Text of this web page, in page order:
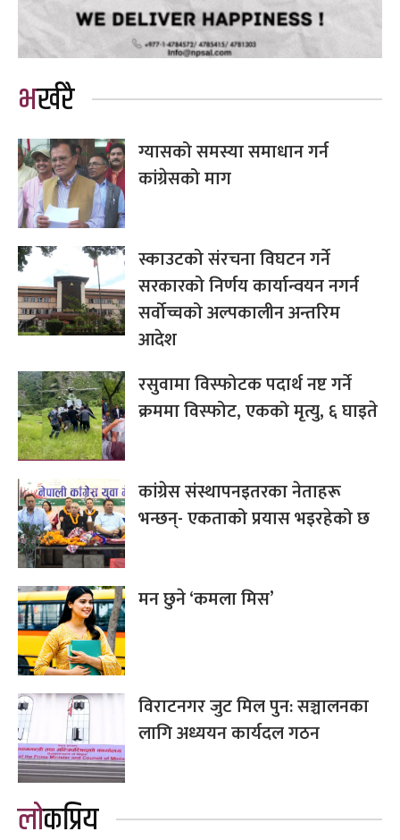
भर्खरै
ग्यासको समस्या समाधान गर्न
कांग्रेसको माग
स्काउटको संरचना विघटन गर्ने
सरकारको निर्णय कार्यान्वयन नगर्न
सर्वोच्चको अल्पकालीन अन्तरिम
आदेश
रसुवामा विस्फोटक पदार्थ नष्ट गर्ने
क्रममा विस्फोट, एकको मृत्यु, ६ घाइते
कांग्रेस संस्थापनइतरका नेताहरू
भन्छन्- एकताको प्रयास भइरहेको छ
मन छुने ‘कमला मिस’
विराटनगर जुट मिल पुन: सञ्चालनका
लागि अध्ययन कार्यदल गठन
लोकप्रिय